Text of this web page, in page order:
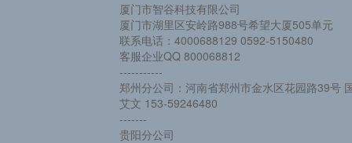
厦门市智谷科技有限公司
厦门市湖里区安岭路988号希望大厦505单元
联系电话：4000688129 0592-5150480
客服企业QQ 800068812
-----------
郑州分公司：河南省郑州市金水区花园路39号
艾文 153-59246480
-------
贵阳分公司